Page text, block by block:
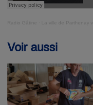
Radio Gâtine La ville de Parthenay vote des
Voir aussi